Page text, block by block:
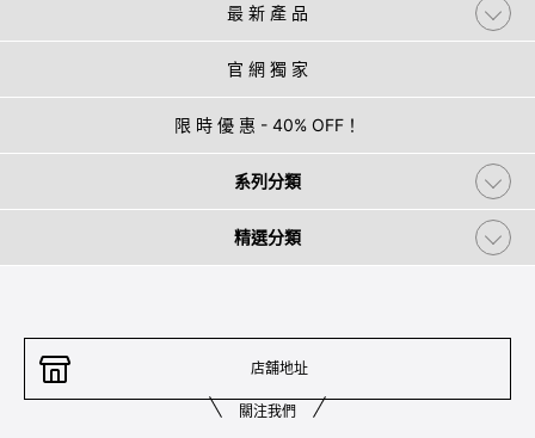
最 新 產 品
官 網 獨 家
限 時 優 惠 - 40% OFF！
系列分類
精選分類
店舖地址
關注我們